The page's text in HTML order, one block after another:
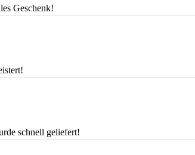
Geschenk!
schnell geliefert!